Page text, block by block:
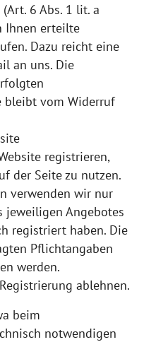
6 Abs. 1 lit. a
Ihnen erteilte
Dazu reicht eine
an uns. Die
bleibt vom Widerruf
registrieren,
der Seite zu nutzen.
verwenden wir nur
jeweiligen Angebotes
registriert haben. Die
Pflichtangaben
werden.
ablehnen.
beim
notwendigen